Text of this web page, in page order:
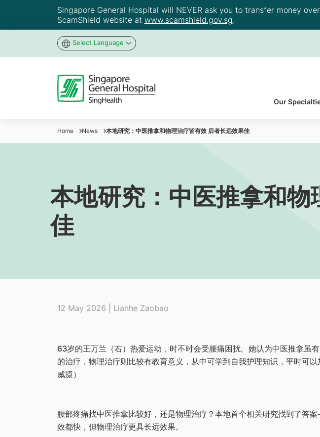
Singapore General Hospital will NEVER ask you to transfer money
ScamShield website at www.scamshield.gov.sg.
Select Language
Our
Home News 本地研究：中医推拿和物理治疗皆有效 后者长远效果佳
本地研究：中医推拿和
佳
12 May 2026 | Lianhe Zaobao
63岁的王万兰（右）热爱运动，时不时会受腰痛困扰。她认为中医推拿虽
的治疗，物理治疗则比较有教育意义，从中可学到自我护理知识，平时可
威摄）
腰部疼痛找中医推拿比较好，还是物理治疗？本地首个相关研究找到了答
效都快，但物理治疗更具长远效果。